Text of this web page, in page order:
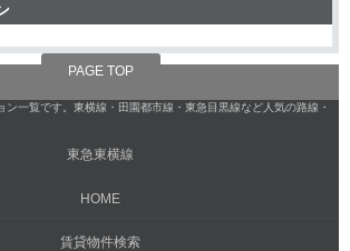
PAGE TOP
ン一覧です。東横線・田園都市線・東急目黒線など人気の路線・
東急東横線
HOME
賃貸物件検索